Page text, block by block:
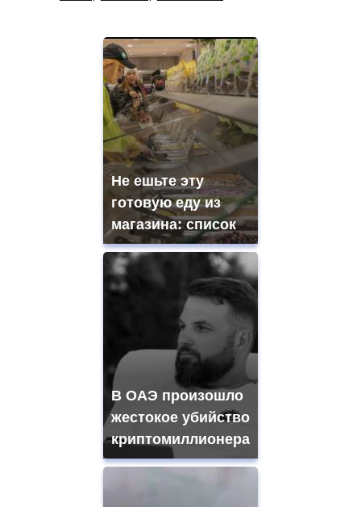
Не ешьте эту
готовую еду из
магазина: список
В ОАЭ произошло
жестокое убийство
криптомиллионера